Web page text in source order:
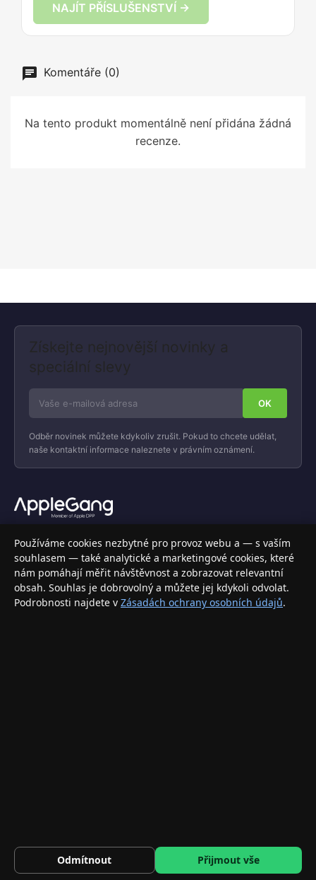
NAJÍT PŘÍSLUŠENSTVÍ →
Komentáře (0)
Na tento produkt momentálně není přidána žádná
recenze.
BASEUS ARYT000402 Liquid Gel Case Prémiový silikonový kryt … 300 Kč
Získejte nejnovější novinky a
speciální slevy
Odběr novinek můžete kdykoliv zrušit. Pokud to chcete udělat,
naše kontaktní informace naleznete v právním oznámení.
Váš specializovaný obchod s Apple produkty, příslušenstvím a
elektronikou. Nakupujte bezpečně a s jistotou.
INFORMACE
Doprava a doručení
© 2026 AppleGang.cz – Všechna práva vyhrazena
Používáme cookies nezbytné pro provoz webu a — s vaším
souhlasem — také analytické a marketingové cookies, které
nám pomáhají měřit návštěvnost a zobrazovat relevantní
obsah. Souhlas je dobrovolný a můžete jej kdykoli odvolat.
Podrobnosti najdete v Zásadách ochrany osobních údajů.
Odmítnout Přijmout vše